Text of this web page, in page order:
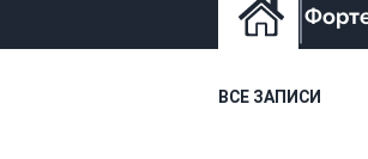
ВСЕ ЗАПИСИ